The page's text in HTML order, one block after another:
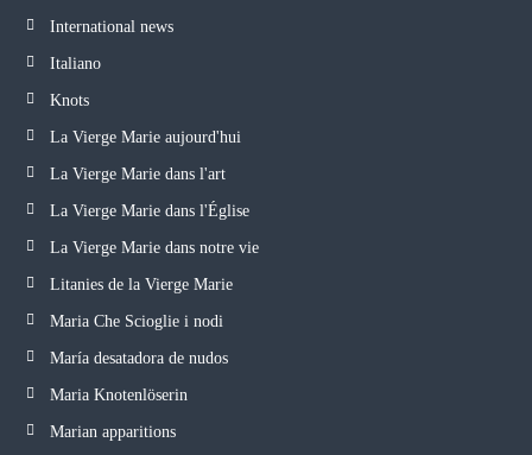
International news
Italiano
Knots
La Vierge Marie aujourd'hui
La Vierge Marie dans l'art
La Vierge Marie dans l'Église
La Vierge Marie dans notre vie
Litanies de la Vierge Marie
Maria Che Scioglie i nodi
María desatadora de nudos
Maria Knotenlöserin
Marian apparitions